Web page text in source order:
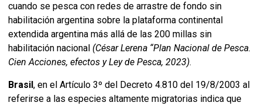
cuando se pesca con redes de arrastre de fondo sin
habilitación argentina sobre la plataforma continental
extendida argentina más allá de las 200 millas sin
habilitación nacional (César Lerena “Plan Nacional de Pesca.
Cien Acciones, efectos y Ley de Pesca, 2023).
Brasil, en el Artículo 3º del Decreto 4.810 del 19/8/2003 al
referirse a las especies altamente migratorias indica que